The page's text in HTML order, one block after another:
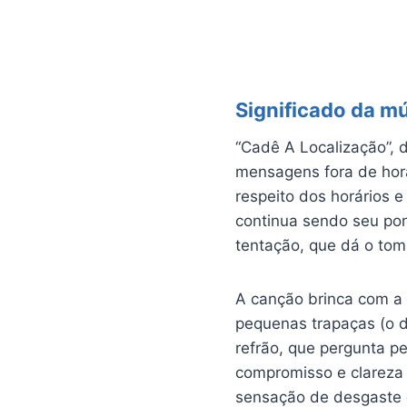
Significado da
“Cadê A
mensagens fora de
respeito dos horários
continua sendo seu
tentação, que dá o
A canção brinca com
pequenas trapaças (o
refrão, que pergunta
compromisso e
sensação de desgaste